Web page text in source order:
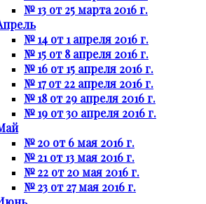
№ 13 от 25 марта 2016 г.
№ 14 от 1 апреля 2016 г.
№ 15 от 8 апреля 2016 г.
№ 16 от 15 апреля 2016 г.
№ 17 от 22 апреля 2016 г.
№ 18 от 29 апреля 2016 г.
№ 19 от 30 апреля 2016 г.
№ 20 от 6 мая 2016 г.
№ 21 от 13 мая 2016 г.
№ 22 от 20 мая 2016 г.
№ 23 от 27 мая 2016 г.